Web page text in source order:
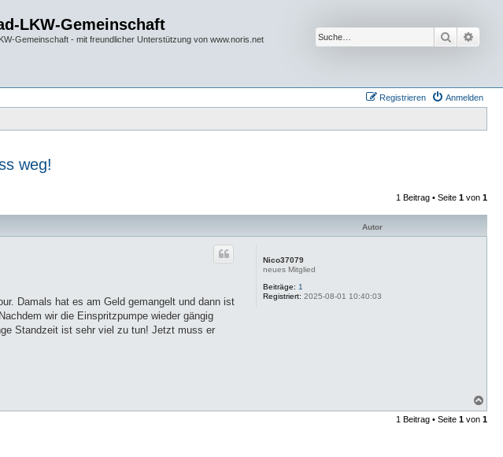
LKW-Gemeinschaft
Gemeinschaft - mit freundlicher Unterstützung von www.noris.net Suche
Anmelden
Registrieren
weg!
1 Beitrag • Seite 1 von 1
Autor
Nico37079
neues Mitglied
Beiträge: 1
Registriert: 2025-08-01 10:40:03
Damals hat es am Geld gemangelt und dann ist
wir die Einspritzpumpe wieder gängig
Standzeit ist sehr viel zu tun! Jetzt muss er
a
c
1 Beitrag • Seite 1 von 1